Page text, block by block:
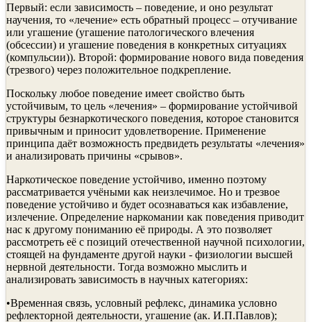
Первый: если зависимость – поведение, и оно результат
научения, то «лечение» есть обратный процесс – отучивание
или угашение (угашение патологического влечения
(обсессии) и угашение поведения в конкретных ситуациях
(компульсии)). Второй: формирование нового вида поведения
(трезвого) через положительное подкрепление.
Поскольку любое поведение имеет свойство быть
устойчивым, то цель «лечения» – формирование устойчивой
структуры безнаркотического поведения, которое становится
привычным и приносит удовлетворение. Применение
принципа даёт возможность предвидеть результаты «лечения»
и анализировать причины «срывов».
Наркотическое поведение устойчиво, именно поэтому
рассматривается учёными как неизлечимое. Но и трезвое
поведение устойчиво и будет осознаваться как избавление,
излечение. Определение наркомании как поведения приводит
нас к другому пониманию её природы. А это позволяет
рассмотреть её с позиций отечественной научной психологии,
стоящей на фундаменте другой науки - физиологии высшей
нервной деятельности. Тогда возможно мыслить и
анализировать зависимость в научных категориях:
•Временная связь, условный рефлекс, динамика условно
рефлекторной деятельности, угашение (ак. И.П.Павлов);